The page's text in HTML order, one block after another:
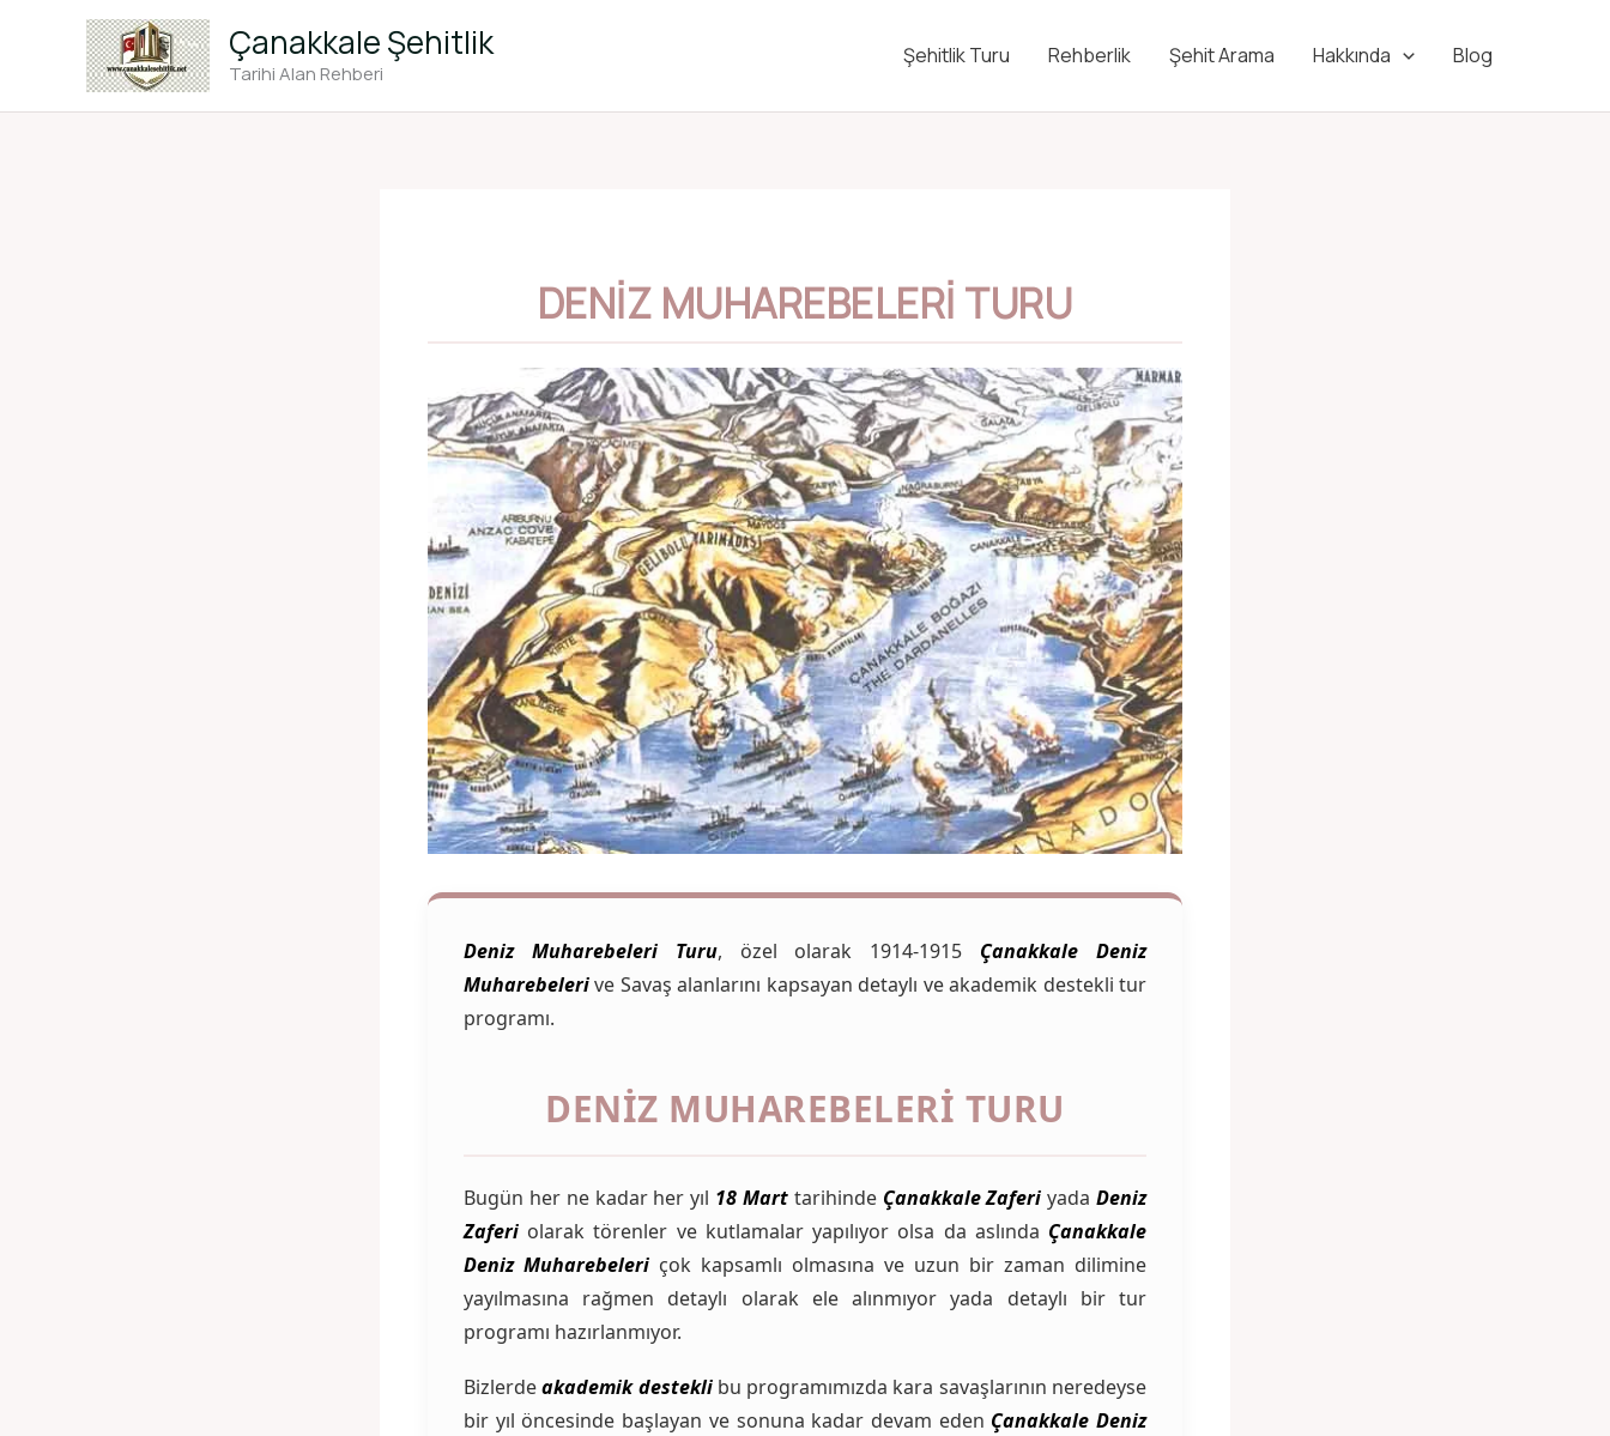
Çanakkale Şehitlik
Tarihi Alan Rehberi
Şehitlik Turu Rehberlik Şehit Arama Hakkında Blog
DENIZ MUHAREBELERI TURU
Deniz Muharebeleri Turu, özel olarak 1914-1915 Çanakkale Deniz
Muharebelerive Savaş alanlarını kapsayan detaylı ve akademik destekli tur
programı.
DENIZ MUHAREBELERI TURU
Bugün her ne kadar her yıl 18 Marttarihinde Çanakkale Zaferi yadaDeniz
Zaferi olarak törenler ve kutlamalar yapılıyor olsa da aslında Çanakkale
Deniz Muharebeleri çok kapsamlı olmasına ve uzun bir zaman dilimine
yayılmasına rağmen detaylı olarak ele alınmıyor yada detaylı bir tur
programı hazırlanmıyor.
Bizlerdeakademik destekli bu programımızda kara savaşlarının neredeyse
bir yıl öncesinde başlayan ve sonuna kadar devam eden Çanakkale Deniz